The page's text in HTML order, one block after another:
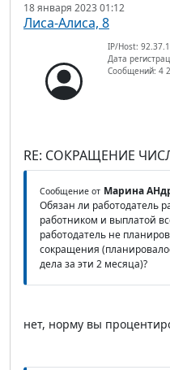
18 января 2023 01:12
Лиса-Алиса, 8
IP/Host:
Дата
Сообщений: 4
RE: СОКРАЩЕНИЕ
Сообщение от Марина
Обязан ли работодатель
работником и выплатой
работодатель не
сокращения
дела за эти 2 месяца)?
нет, норму вы